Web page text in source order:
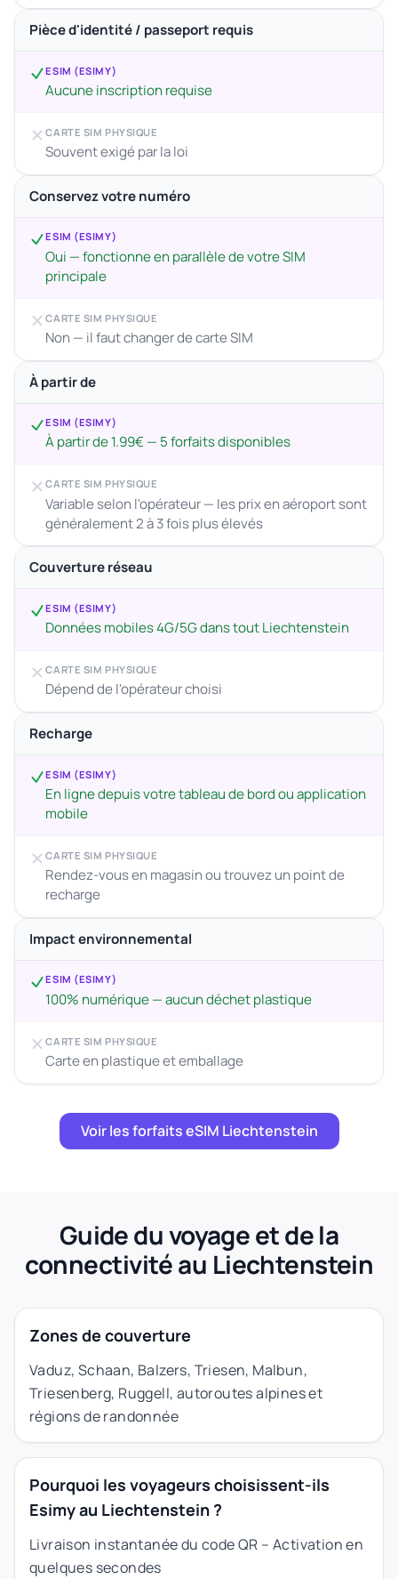
Pièce d'identité / passeport requis
ESIM (ESIMY)
Aucune inscription requise
CARTE SIM PHYSIQUE
Souvent exigé par la loi
Conservez votre numéro
ESIM (ESIMY)
Oui — fonctionne en parallèle de votre SIM
principale
CARTE SIM PHYSIQUE
Non — il faut changer de carte SIM
À partir de
ESIM (ESIMY)
À partir de 1.99€ — 5 forfaits disponibles
CARTE SIM PHYSIQUE
Variable selon l'opérateur — les prix en aéroport sont
généralement 2 à 3 fois plus élevés
Couverture réseau
ESIM (ESIMY)
Données mobiles 4G/5G dans tout Liechtenstein
CARTE SIM PHYSIQUE
Dépend de l'opérateur choisi
Recharge
ESIM (ESIMY)
En ligne depuis votre tableau de bord ou application
mobile
CARTE SIM PHYSIQUE
Rendez-vous en magasin ou trouvez un point de
recharge
Impact environnemental
ESIM (ESIMY)
100% numérique — aucun déchet plastique
CARTE SIM PHYSIQUE
Carte en plastique et emballage
Voir les forfaits eSIM Liechtenstein
Guide du voyage et de la
connectivité au Liechtenstein
Zones de couverture
Vaduz, Schaan, Balzers, Triesen, Malbun,
Triesenberg, Ruggell, autoroutes alpines et
régions de randonnée
Pourquoi les voyageurs choisissent-ils
Esimy au Liechtenstein ?
Livraison instantanée du code QR – Activation en
quelques secondes